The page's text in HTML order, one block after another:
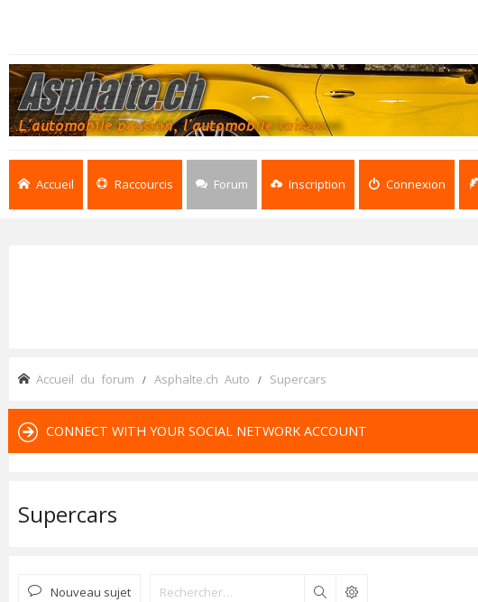
Accueil Raccourcis Forum Inscription Connexion
Accueil du forum Asphalte.ch Auto Supercars
CONNECT WITH YOUR SOCIAL NETWORK ACCOUNT
Supercars
Nouveau sujet Rechercher